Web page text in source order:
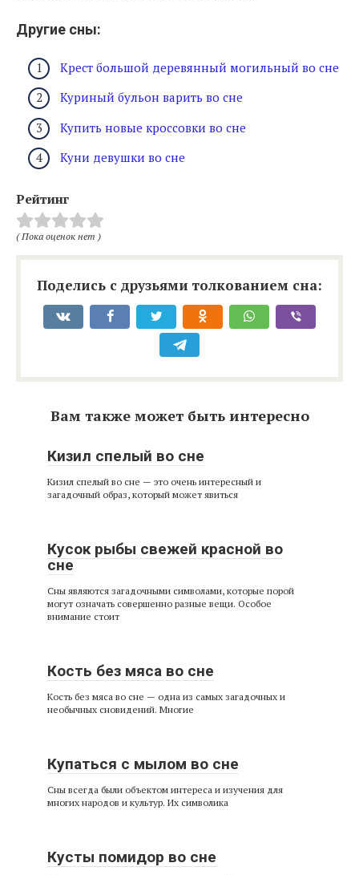
Другие сны:
Крест большой деревянный могильный во сне
Куриный бульон варить во сне
Купить новые кроссовки во сне
Куни девушки во сне
Рейтинг
( Пока оценок нет )
Поделись с друзьями толкованием сна:
Вам также может быть интересно
Кизил спелый во сне
Кизил спелый во сне — это очень интересный и
загадочный образ, который может явиться
Кусок рыбы свежей красной во
сне
Сны являются загадочными символами, которые порой
могут означать совершенно разные вещи. Особое
внимание стоит
Кость без мяса во сне
Кость без мяса во сне — одна из самых загадочных и
необычных сновидений. Многие
Купаться с мылом во сне
Сны всегда были объектом интереса и изучения для
многих народов и культур. Их символика
Кусты помидор во сне